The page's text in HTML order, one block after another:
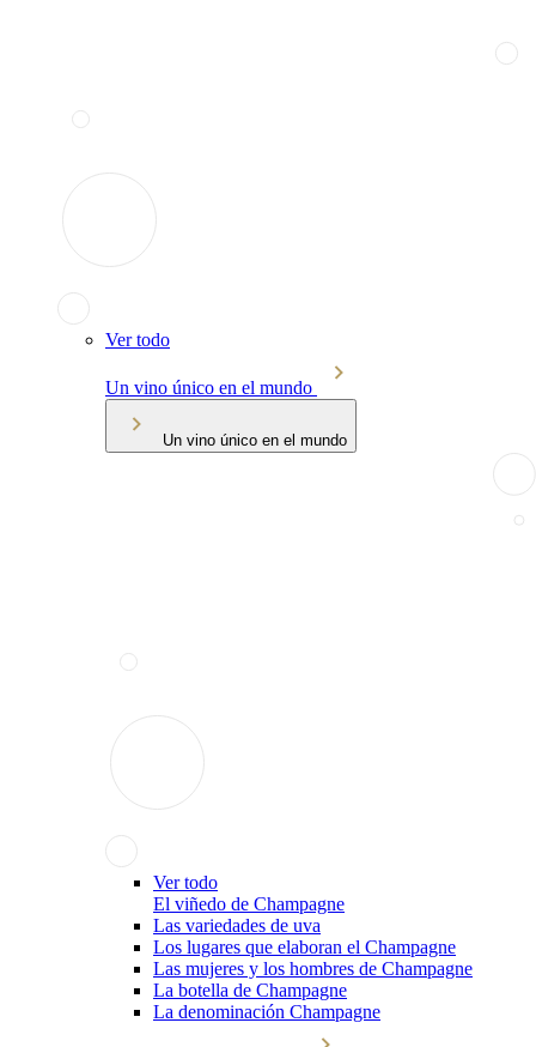
Ver todo
Un vino único en el mundo
Un vino único en el mundo
Ver todo
El viñedo de Champagne
Las variedades de uva
Los lugares que elaboran el Champagne
Las mujeres y los hombres de Champagne
La botella de Champagne
La denominación Champagne